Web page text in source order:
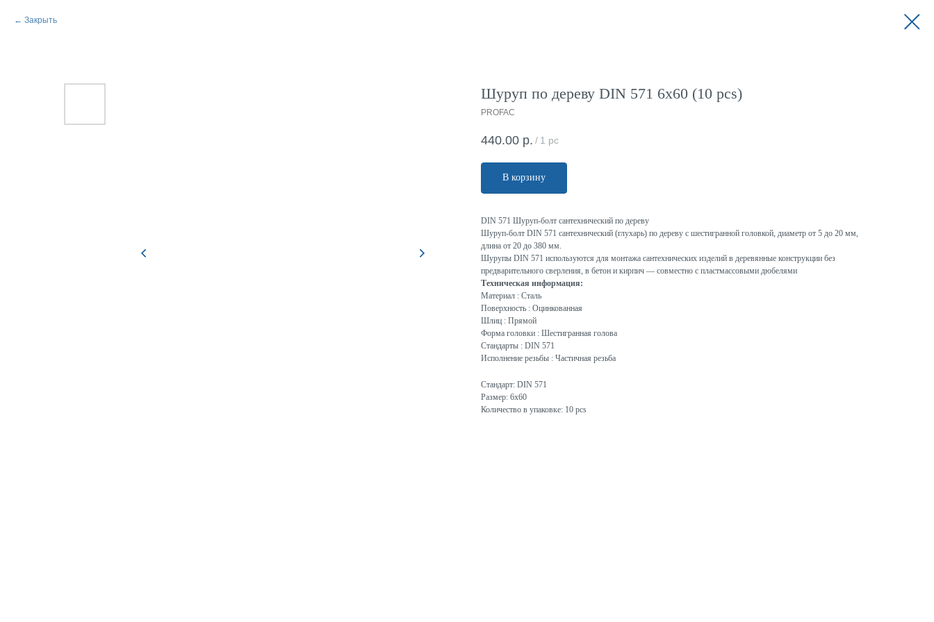
Закрыть
Шуруп по дереву DIN 571 6x60 (10 pcs)
PROFAC
440.00 р. / 1 pc
В корзину
DIN 571 Шуруп-болт сантехнический по дереву
Шуруп-болт DIN 571 сантехнический (глухарь) по дереву с шестигранной головкой, диаметр от 5 до 20 мм,
длина от 20 до 380 мм.
Шурупы DIN 571 используются для монтажа сантехнических изделий в деревянные конструкции без
предварительного сверления, в бетон и кирпич — совместно с пластмассовыми дюбелями
Техническая информация:
Материал : Сталь
Поверхность : Оцинкованная
Шлиц : Прямой
Форма головки : Шестигранная голова
Стандарты : DIN 571
Исполнение резьбы : Частичная резьба
Стандарт: DIN 571
Размер: 6x60
Количество в упаковке: 10 pcs